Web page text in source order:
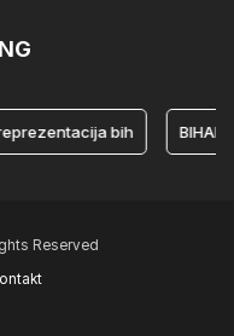
bih BIHAMK
Reserved